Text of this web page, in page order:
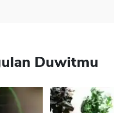
Duwitmu